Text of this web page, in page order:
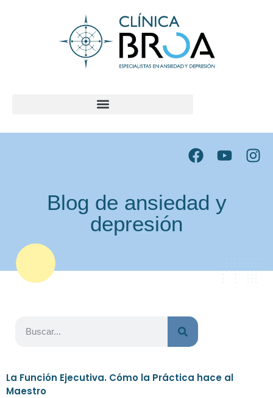
Blog de ansiedad y
depresión
La Función Ejecutiva. Cómo la Práctica hace al
Maestro